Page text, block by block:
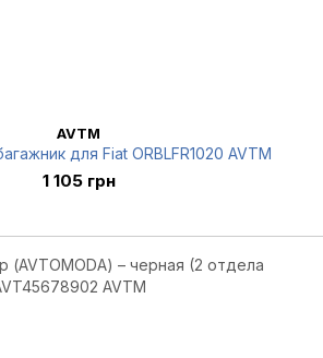
AVTM
для Fiat ORBLFR1020 AVTM
1 105 грн